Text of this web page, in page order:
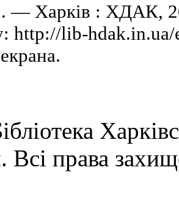
— Харків : ХДАК,
http://lib-
Всі права